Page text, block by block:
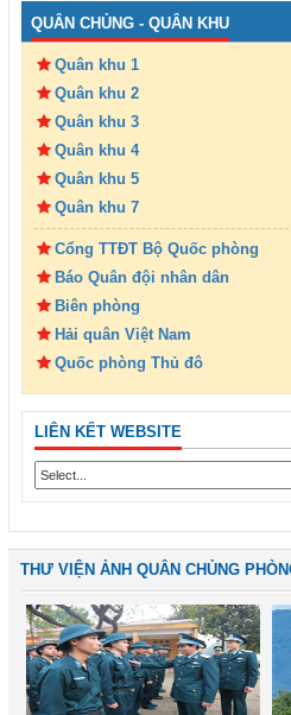
QUÂN CHỦNG - QUÂN KHU
Quân khu 1
Quân khu 2
Quân khu 3
Quân khu 4
Quân khu 5
Quân khu 7
Cổng TTĐT Bộ Quốc phòng
Báo Quân đội nhân dân
Biên phòng
Hải quân Việt Nam
Quốc phòng Thủ đô
LIÊN KẾT WEBSITE
THƯ VIỆN ẢNH QUÂN CHỦNG